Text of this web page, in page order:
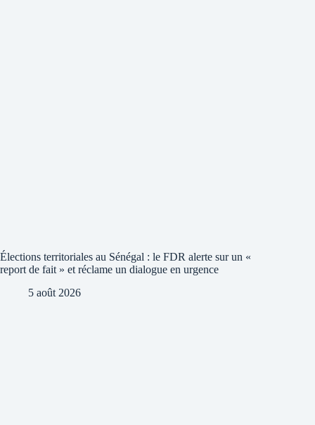
Élections territoriales au Sénégal : le FDR alerte sur un «
report de fait » et réclame un dialogue en urgence
5 août 2026